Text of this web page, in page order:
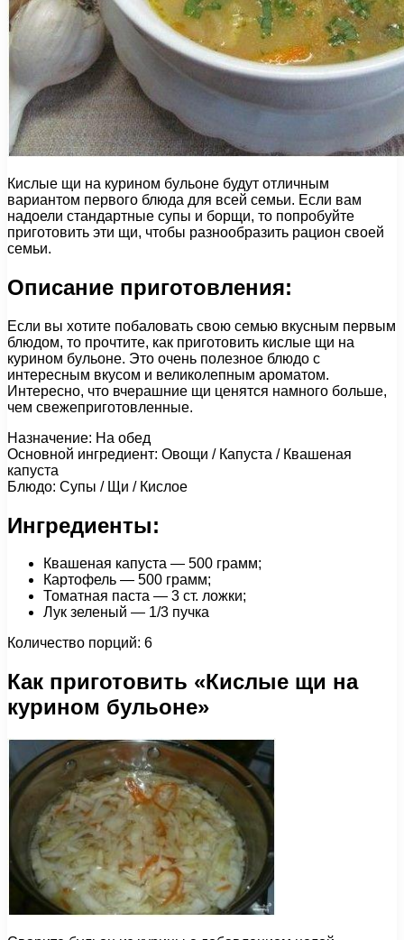
Кислые щи на курином бульоне будут отличным
вариантом первого блюда для всей семьи. Если вам
надоели стандартные супы и борщи, то попробуйте
приготовить эти щи, чтобы разнообразить рацион своей
семьи.
Описание приготовления:
Если вы хотите побаловать свою семью вкусным первым
блюдом, то прочтите, как приготовить кислые щи на
курином бульоне. Это очень полезное блюдо с
интересным вкусом и великолепным ароматом.
Интересно, что вчерашние щи ценятся намного больше,
чем свежеприготовленные.
Назначение: На обед
Основной ингредиент: Овощи / Капуста / Квашеная
капуста
Блюдо: Супы / Щи / Кислое
Ингредиенты:
Квашеная капуста — 500 грамм;
Картофель — 500 грамм;
Томатная паста — 3 ст. ложки;
Лук зеленый — 1/3 пучка
Количество порций: 6
Как приготовить «Кислые щи на
курином бульоне»